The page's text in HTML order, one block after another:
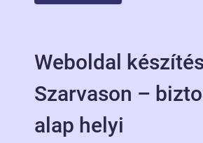
Weboldal
Szarvason –
alap helyi